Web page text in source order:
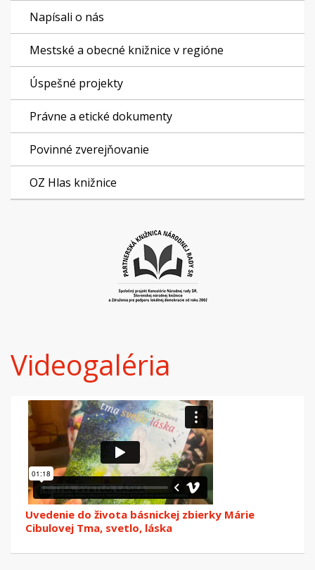
Napísali o nás
Mestské a obecné knižnice v regióne
Úspešné projekty
Právne a etické dokumenty
Povinné zverejňovanie
OZ Hlas knižnice
Videogaléria
Uvedenie do života básnickej zbierky Márie
Cibulovej Tma, svetlo, láska